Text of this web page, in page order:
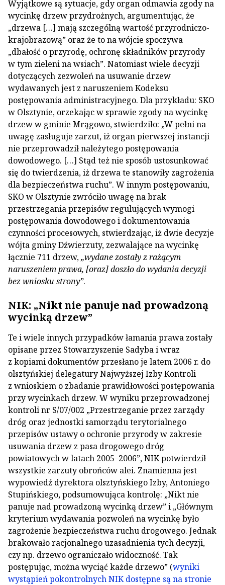
Wyjątkowe są sytuacje, gdy organ odmawia zgody na
wycinkę drzew przydrożnych, argumentując, że
„drzewa […] mają szczególną wartość przyrodniczo-
krajobrazową” oraz że to na wójcie spoczywa
„dbałość o przyrodę, ochronę składników przyrody
w tym zieleni na wsiach”. Natomiast wiele decyzji
dotyczących zezwoleń na usuwanie drzew
wydawanych jest z naruszeniem Kodeksu
postępowania administracyjnego. Dla przykładu: SKO
w Olsztynie, orzekając w sprawie zgody na wycinkę
drzew w gminie Mrągowo, stwierdziło: „W pełni na
uwagę zasługuje zarzut, iż organ pierwszej instancji
nie przeprowadził należytego postępowania
dowodowego. […] Stąd też nie sposób ustosunkować
się do twierdzenia, iż drzewa te stanowiły zagrożenia
dla bezpieczeństwa ruchu”. W innym postępowaniu,
SKO w Olsztynie zwróciło uwagę na brak
przestrzegania przepisów regulujących wymogi
postępowania dowodowego i dokumentowania
czynności procesowych, stwierdzając, iż dwie decyzje
wójta gminy Dźwierzuty, zezwalające na wycinkę
łącznie 711 drzew,„wydane zostały z rażącym
naruszeniem prawa, [oraz] doszło do wydania decyzji
bez wniosku strony”.
NIK: „Nikt nie panuje nad prowadzoną
wycinką drzew”
Te i wiele innych przypadków łamania prawa zostały
opisane przez Stowarzyszenie Sadyba i wraz
z kopiami dokumentów przesłano je latem 2006 r. do
olsztyńskiej delegatury Najwyższej Izby Kontroli
z wnioskiem o zbadanie prawidłowości postępowania
przy wycinkach drzew. W wyniku przeprowadzonej
kontroli nr S/07/002 „Przestrzeganie przez zarządy
dróg oraz jednostki samorządu terytorialnego
przepisów ustawy o ochronie przyrody w zakresie
usuwania drzew z pasa drogowego dróg
powiatowych w latach 2005–2006”, NIK potwierdził
wszystkie zarzuty obrońców alei. Znamienna jest
wypowiedź dyrektora olsztyńskiego Izby, Antoniego
Stupińskiego, podsumowująca kontrolę: „Nikt nie
panuje nad prowadzoną wycinką drzew” i „Głównym
kryterium wydawania pozwoleń na wycinkę było
zagrożenie bezpieczeństwa ruchu drogowego. Jednak
brakowało racjonalnego uzasadnienia tych decyzji,
czy np. drzewo ograniczało widoczność. Tak
postępując, można wyciąć każde drzewo” (wyniki
wystąpień pokontrolnych NIK dostępne są na stronie